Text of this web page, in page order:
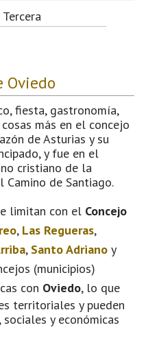
Tercera
Oviedo
fiesta, gastronomía,
más en el concejo
de Asturias y su
y fue en el
cristiano de la
Camino de Santiago.
limitan con el Concejo
, Las Regueras,
, Santo Adriano y
(municipios)
con Oviedo, lo que
territoriales y pueden
y económicas